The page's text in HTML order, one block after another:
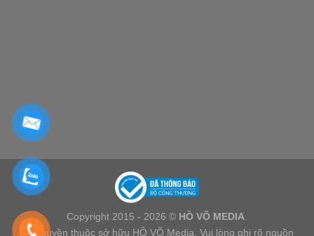
Copyright 2015 - 2026 © HỒ VÕ MEDIA
Bản quyền thuộc sở hữu HỒ VÕ Media. Vui lòng ghi rõ nguồn